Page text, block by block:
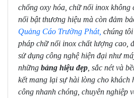
chống oxy hóa, chữ nổi inox không
nổi bật thương hiệu mà còn đảm
Quảng Cáo Trường Phát, chúng
pháp chữ nổi inox chất lượng cao,
sử dụng công nghệ hiện đại như
những bảng hiệu đẹp , sắc nét và
kết mang lại sự hài lòng cho khách
công nhanh chóng, chuyên nghiệp